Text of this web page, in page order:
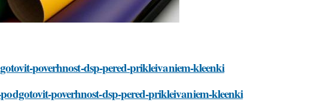
poverhnost-dsp-pered-prikleivaniem-kleenki
poverhnost-dsp-pered-prikleivaniem-kleenki